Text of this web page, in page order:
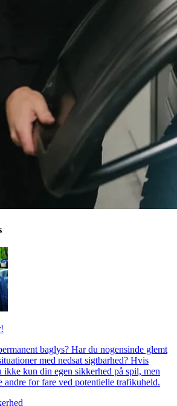
baglys? Har du nogensinde glemt
med nedsat sigtbarhed? Hvis
ikke kun din egen sikkerhed på spil, men
andre for fare ved potentielle trafikuheld.